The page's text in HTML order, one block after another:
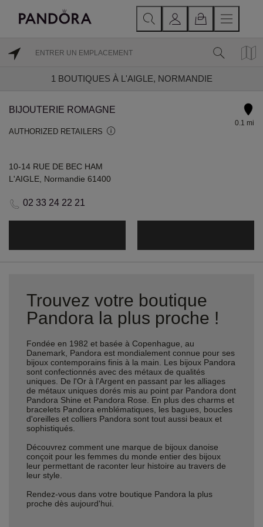
1 BOUTIQUES À L'AIGLE, NORMANDIE
BIJOUTERIE ROMAGNE
AUTHORIZED RETAILERS
0.1 mi
10-14 RUE DE BEC HAM
L'AIGLE, Normandie 61400
02 33 24 22 21
Trouvez votre boutique
Pandora la plus proche !
Fondée en 1982 et basée à Copenhague, au
Danemark, Pandora est mondialement connue pour ses
bijoux contemporains finis à la main. Les bijoux Pandora
sont confectionnés avec des métaux de qualités
uniques. De l'Or à l'Argent en passant par les alliages
de métaux uniques dorés mis au point par Pandora dont
Pandora Shine et Pandora Rose. En plus des charms et
bracelets Pandora emblématiques, les bagues, boucles
d'oreilles et colliers Pandora sont tout aussi beaux et
sophistiqués.
Découvrez comment une marque de bijoux danoise
conçoit pour les femmes du monde entier des bijoux
leur permettant de raconter leur histoire au travers de
leur style.
Rendez-vous dans votre boutique Pandora la plus
proche dès aujourd'hui.